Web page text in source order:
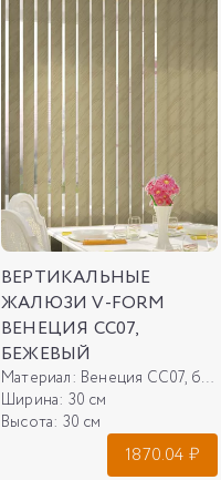
ВЕРТИКАЛЬНЫЕ
ЖАЛЮЗИ V-FORM
ВЕНЕЦИЯ СС07,
БЕЖЕВЫЙ
Материал: Венеция СС07, бежевый
Ширина: 30 см
Высота: 30 см
1870.04 ₽